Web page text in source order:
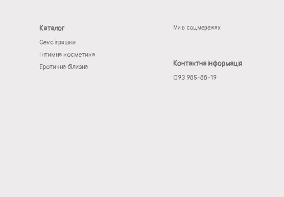
Каталог
Секс іграшки
Інтимна косметика
Еротична білизна
Ми в соцмережах
Контактна інформація
093 985-88-19